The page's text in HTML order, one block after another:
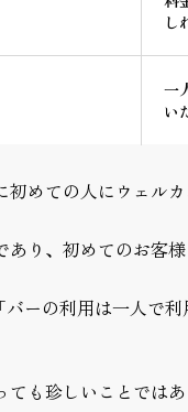
し
一
い
めての人にウェルカ
り、初めてのお客
ーの利用は一人で
も珍しいことではあ